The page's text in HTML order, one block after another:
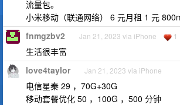
流量包。
小米移动（联通网络） 6 元月租 1 元
fnmgzbv2 Jan 21, 2023 via iPhone 1
生活很丰富
love4taylor Jan 21, 2023 via iPhone
电信星秦 29 ，70G+30G
移动套餐优化 50 ，100G ，500 分钟